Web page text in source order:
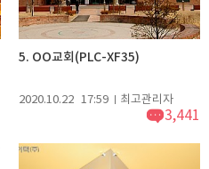
5. OO교회(PLC-XF35)
2020.10.22 17:59 최고관리자
3,441